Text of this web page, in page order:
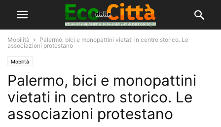
Mobilità
Palermo, bici e monopattini vietati in centro storico. Le
associazioni protestano
Mobilità
Palermo, bici e monopattini
vietati in centro storico. Le
associazioni protestano